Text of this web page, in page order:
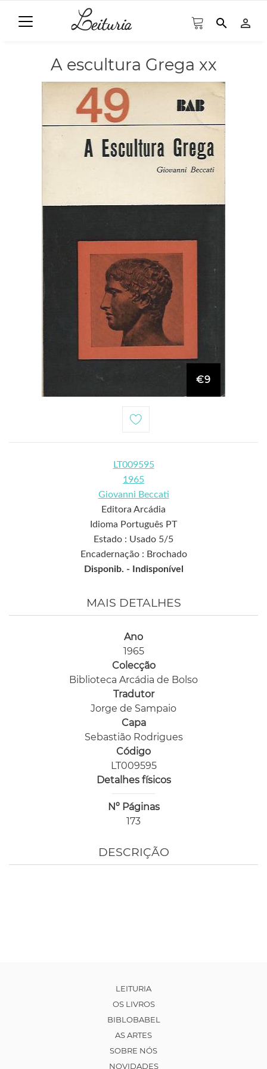
search person_outline
A escultura Grega xx
€9
LT009595
1965
Giovanni Beccati
Editora Arcádia
Idioma Português PT
Estado : Usado 5/5
Encadernação : Brochado
Disponib. -
Indisponível
MAIS DETALHES
Ano
1965
Colecção
Biblioteca Arcádia de Bolso
Tradutor
Jorge de Sampaio
Capa
Sebastião Rodrigues
Código
LT009595
Detalhes físicos
Nº Páginas
173
DESCRIÇÃO
LEITURIA
OS LIVROS
BIBLOBABEL
AS ARTES
SOBRE NÓS
NOVIDADES